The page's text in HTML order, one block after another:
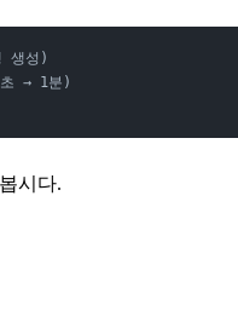
생성)
→ 1분)
시다.